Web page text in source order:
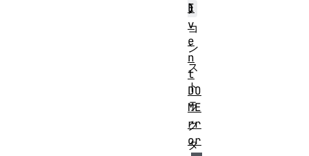
)
コ
ン
ス
ト
ラ
ク
タ
E
v
e
n
t
DO
ME
rr
or